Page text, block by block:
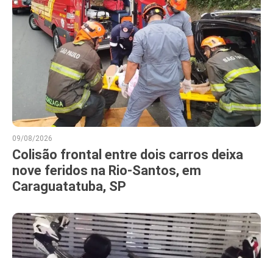
09/08/2026
Colisão frontal entre dois carros deixa
nove feridos na Rio-Santos, em
Caraguatatuba, SP